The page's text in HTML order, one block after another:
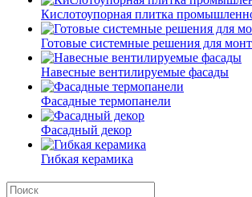
Кислотоупорная плитка
Готовые системные решения для
Навесные вентилируемые фасады
Фасадные термопанели
Фасадный декор
Гибкая керамика